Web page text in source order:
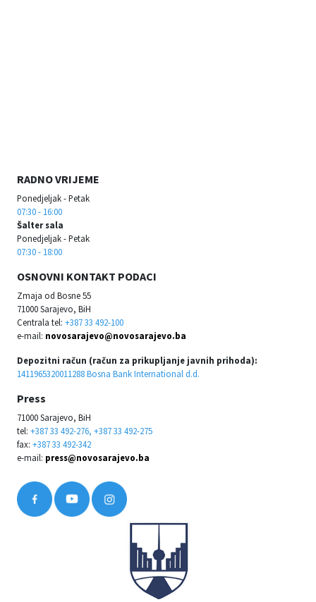
RADNO VRIJEME
Ponedjeljak - Petak
07:30 - 16:00
Šalter sala
Ponedjeljak - Petak
07:30 - 18:00
OSNOVNI KONTAKT PODACI
Zmaja od Bosne 55
71000 Sarajevo, BiH
Centrala tel: +387 33 492-100
e-mail: novosarajevo@novosarajevo.ba
Depozitni račun (račun za prikupljanje javnih prihoda):
1411965320011288 Bosna Bank International d.d.
Press
71000 Sarajevo, BiH
tel: +387 33 492-276, +387 33 492-275
fax: +387 33 492-342
e-mail: press@novosarajevo.ba